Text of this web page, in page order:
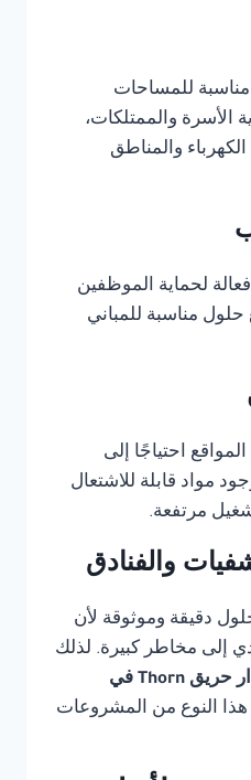
مناسبة للمساحات
الأسرة والممتلكات،
والمناطق
لحماية الموظفين
حلول مناسبة للمباني
احتياجًا إلى
مواد قابلة للاشتعال
مرتفعة.
والفنادق
دقيقة وموثوقة لأن
إلى مخاطر كبيرة. لذلك
صيانة نظام انذار حريق Thorn في
النوع من المشروعات